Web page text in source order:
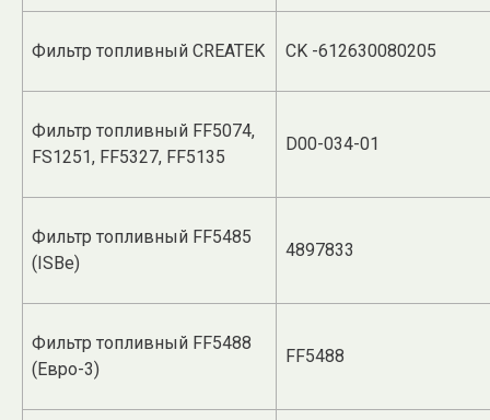
Фильтр топливный CREATEK CK -612630080205
Фильтр топливный FF5074,
FS1251, FF5327, FF5135
D00-034-01
Фильтр топливный FF5485
(ISBe)
4897833
Фильтр топливный FF5488
(Евро-3)
FF5488